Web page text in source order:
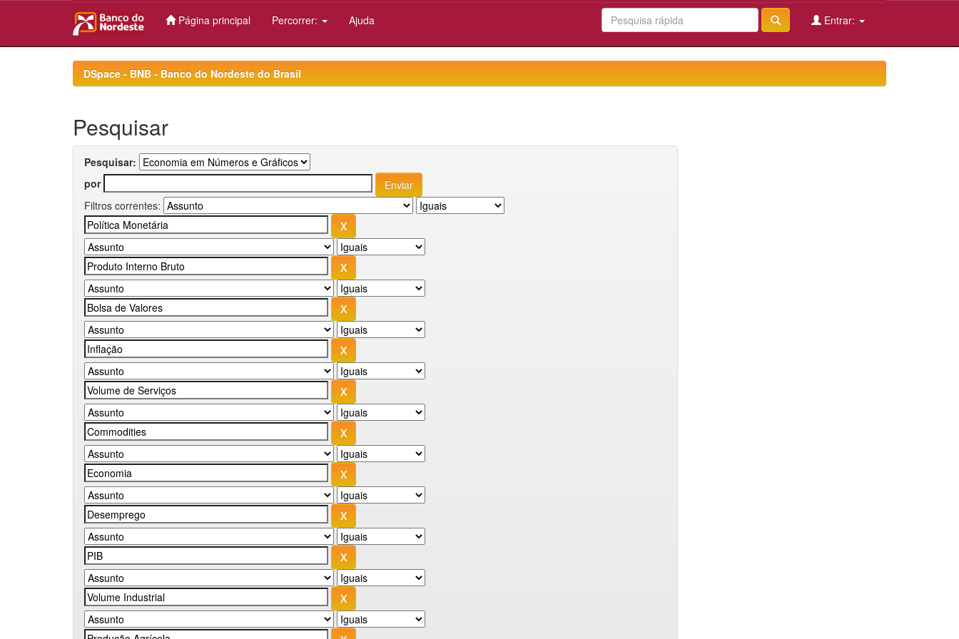
Página principal Percorrer: Ajuda Entrar:
DSpace - BNB - Banco do Nordeste do Brasil
Pesquisar
Pesquisar:
por
Filtros correntes: